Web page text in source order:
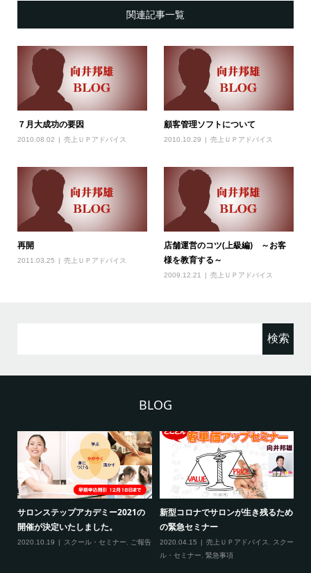
関連記事一覧
７月大成功の要因
2010.08.02 売上ＵＰアドバイス
顧客管理ソフトについて
2010.10.29 売上ＵＰアドバイス
再開
2011.03.25 売上ＵＰアドバイス
店舗運営のコツ(上級編) ～お客
様を教育する～
2009.12.21 売上ＵＰアドバイス
BLOG
新型コロナ対策につきまして（ご来
場される方へ）
2020.02.27 スクール・セミナー
緊急事
3月の限定メニュー技術講習の内容
2020.02.20 スクール・セミナー